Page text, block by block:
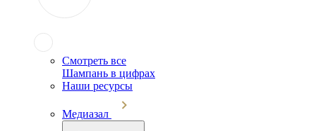
Смотреть все
Шампань в цифрах
Наши ресурсы
Медиазал